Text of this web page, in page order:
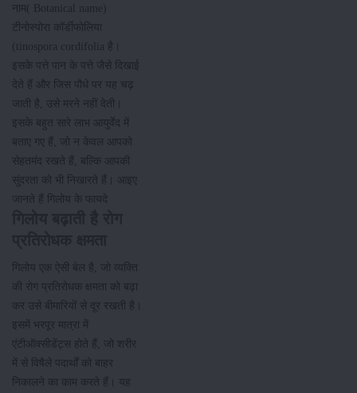
नाम( Botanical name)
टीनोस्पोरा कॉर्डीफोलिया
(tinospora cordifolia है।
इसके पत्ते पान के पत्ते जैसे दिखाई
देते हैं और जिस पौधे पर यह चढ़
जाती है, उसे मरने नहीं देती।
इसके बहुत सारे लाभ आयुर्वेद में
बताए गए हैं, जो न केवल आपको
सेहतमंद रखते हैं, बल्कि आपकी
सुंदरता को भी निखारते हैं। आइए
जानते हैं गिलोय के फायदे
गिलोय एक ऐसी बेल है, जो व्यक्ति
की रोग प्रतिरोधक क्षमता को बढ़ा
कर उसे बीमारियों से दूर रखती है।
इसमें भरपूर मात्रा में
एंटीऑक्सीडेंट्स होते हैं, जो शरीर
में से विषैले पदार्थों को बाहर
निकालने का काम करते हैं। यह